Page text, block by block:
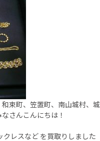
束町、笠置町、南山城村、城
さんこんにちは！
レスなど を買取りしました